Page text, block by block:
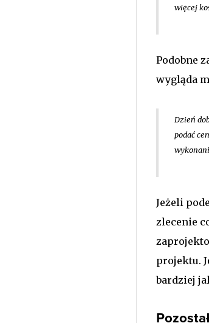
więcej
Podobne
wygląda
Dzień
podać
Jeżeli
zlecenie
projektu.
bardziej